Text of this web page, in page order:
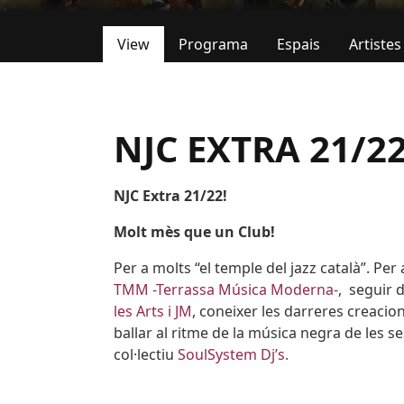
Primary tabs
View Programa Espais Artistes
NJC EXTRA 21/
NJC Extra 21/22!
Molt mès que un Club!
Per a molts “el temple del jazz català”.
TMM -Terrassa Música Moderna-, seguir
les Arts i JM, coneixer les darreres
ballar al ritme de la música negra de les
col·lectiu SoulSystem Dj’s.